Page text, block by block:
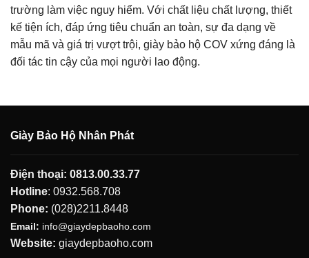
trường làm việc nguy hiểm. Với chất liệu chất lượng, thiết
kế tiện ích, đáp ứng tiêu chuẩn an toàn, sự đa dạng về
mẫu mã và giá trị vượt trội, giày bảo hộ COV xứng đáng là
đối tác tin cậy của mọi người lao động.
Giày Bảo Hộ Nhân Phát
Điện thoại: 0813.00.33.77
Hotline: 0932.568.708
Phone: (028)2211.8448
Email: info@giaydepbaoho.com
Website: giaydepbaoho.com